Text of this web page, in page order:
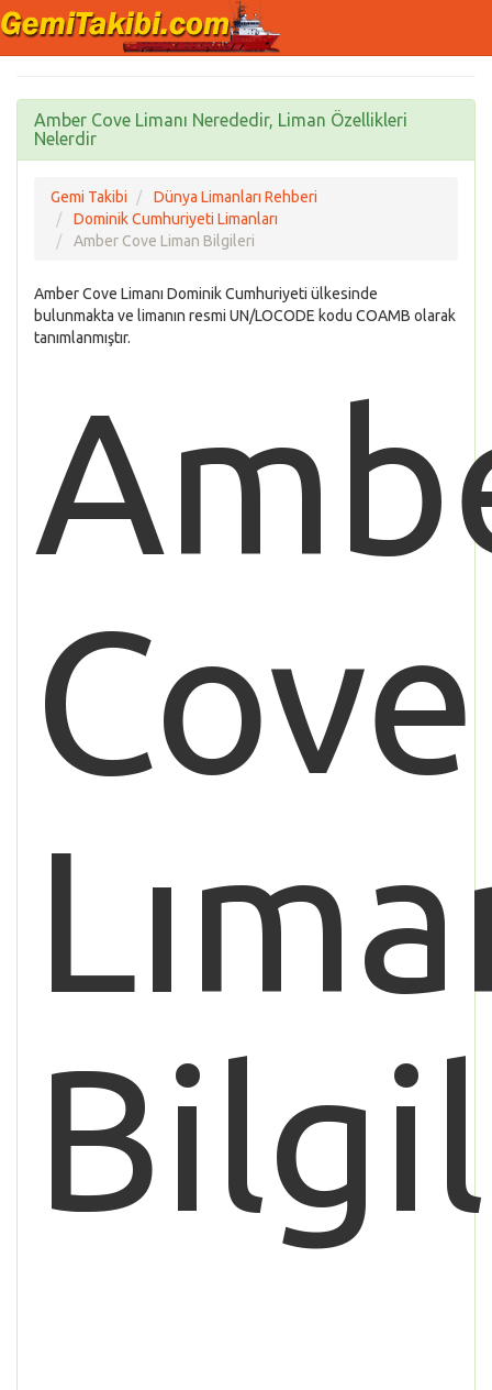
Amber Cove Limanı Nerededir, Liman Özellikleri
Nelerdir
Gemi Takibi
Dünya Limanları Rehberi
Dominik Cumhuriyeti Limanları
Amber Cove Liman Bilgileri
Amber Cove Limanı Dominik Cumhuriyeti ülkesinde
bulunmakta ve limanın resmi UN/LOCODE kodu COAMB olarak
tanımlanmıştır.
Cove